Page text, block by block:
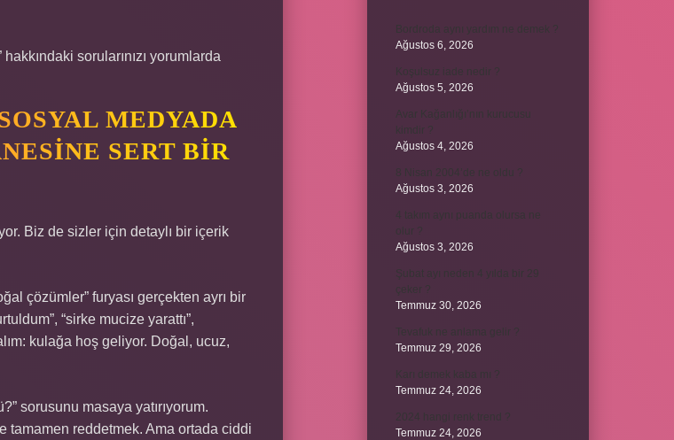
sorularınızı yorumlarda
MEDYADA
SERT BIR
Biz de sizler için detaylı bir içerik
çözümler” furyası gerçekten ayrı bir
“sirke mucize yarattı”,
kulağa hoş geliyor. Doğal, ucuz,
sorusunu masaya yatırıyorum.
tamamen reddetmek. Ama ortada ciddi
Bordroda aynı yardım ne demek ?
Ağustos 6, 2026
Koşulsuz iade nedir ?
Ağustos 5, 2026
Avar Kağanlığı’nın kurucusu
kimdir ?
Ağustos 4, 2026
8 Nisan 2004’de ne oldu ?
Ağustos 3, 2026
4 takım aynı puanda olursa ne
olur ?
Ağustos 3, 2026
Şubat ayı neden 4 yılda bir 29
çeker ?
Temmuz 30, 2026
Tevafuk ne anlama gelir ?
Temmuz 29, 2026
Karı demek kaba mı ?
Temmuz 24, 2026
2024 hangi renk trend ?
Temmuz 24, 2026